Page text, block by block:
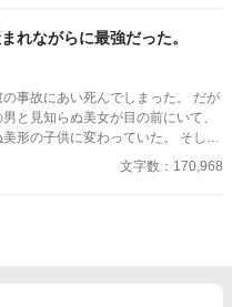
れながらに最強だった。
故にあい死んでしまった。 だが
と見知らぬ美女が目の前にいて、
の子供に変わっていた。 そして
この場所は剣や魔法が行き交うゲ
る。 異世界転生 × 最強
文字数：170,968